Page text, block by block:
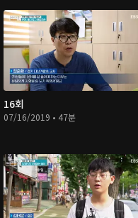
16회
07/16/2019 • 47분